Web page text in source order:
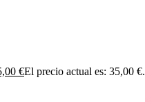
€El precio actual es: 35,00 €.